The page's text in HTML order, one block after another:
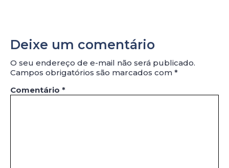
Deixe um comentário
O seu endereço de e-mail não será publicado.
Campos obrigatórios são marcados com *
Comentário *